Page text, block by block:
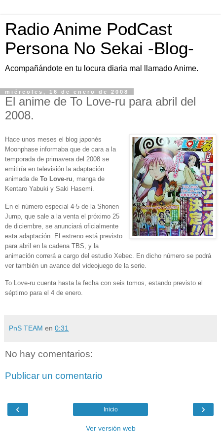
Radio Anime PodCast
Persona No Sekai -Blog-
Acompañándote en tu locura diaria mal llamado Anime.
miércoles, 16 de enero de 2008
El anime de To Love-ru para abril del
2008.
Hace unos meses el blog japonés
Moonphase informaba que de cara a la
temporada de primavera del 2008 se
emitiría en televisión la adaptación
animada de To Love-ru , manga de
Kentaro Yabuki y Saki Hasemi.
En el número especial 4-5 de la Shonen
Jump, que sale a la venta el próximo 25
de diciembre, se anunciará oficialmente
esta adaptación. El estreno está previsto
para abril en la cadena TBS, y la
animación correrá a cargo del estudio Xebec. En dicho número se podrá
ver también un avance del videojuego de la serie.
To Love-ru cuenta hasta la fecha con seis tomos, estando previsto el
séptimo para el 4 de enero.
PnS TEAM en 0:31
No hay comentarios:
Publicar un comentario
‹ ›
Inicio
Ver versión web